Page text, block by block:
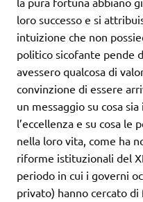
loro successo e si
intuizione che non
politico sicofante pende
avessero qualcosa di
convinzione di essere
un messaggio su cosa sia
l’eccellenza e su cosa le
nella loro vita, come ha
riforme istituzionali del
periodo in cui i governi
privato) hanno cercato